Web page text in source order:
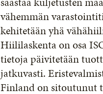
vähemmän
kehitetään yhä
Hiililaskenta on osa
tietoja päivitetään
jatkuvasti.
Finland on sitoutunut